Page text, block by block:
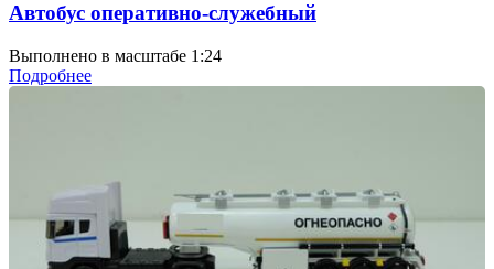
Автобус оперативно-служебный
Выполнено в масштабе 1:24
Подробнее